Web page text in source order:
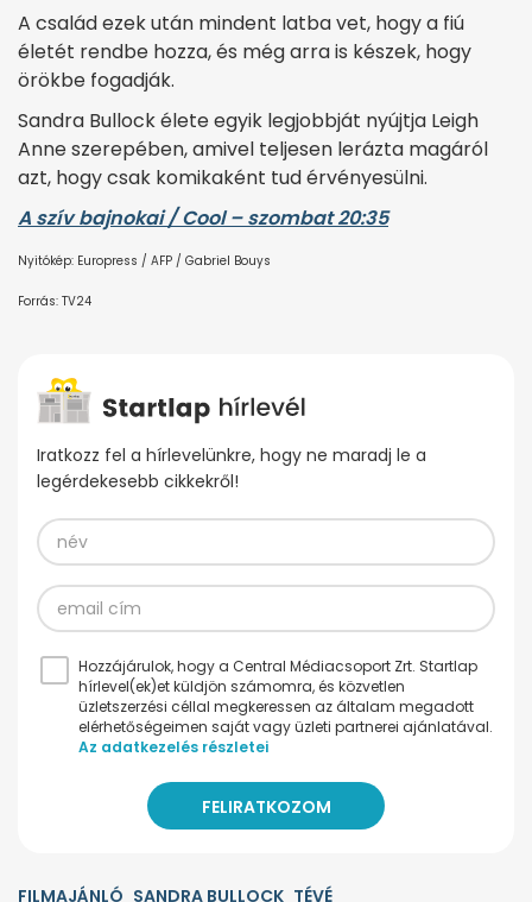
A család ezek után mindent latba vet, hogy a fiú
életét rendbe hozza, és még arra is készek, hogy
örökbe fogadják.
Sandra Bullock élete egyik legjobbját nyújtja Leigh
Anne szerepében, amivel teljesen lerázta magáról
azt, hogy csak komikaként tud érvényesülni.
A szív bajnokai / Cool – szombat 20:35
Nyitókép: Europress / AFP / Gabriel Bouys
Forrás: TV24
Iratkozz fel a hírlevelünkre, hogy ne maradj le a
legérdekesebb cikkekről!
Hozzájárulok, hogy a Central Médiacsoport Zrt. Startlap
hírlevel(ek)et küldjön számomra, és közvetlen
üzletszerzési céllal megkeressen az általam megadott
elérhetőségeimen saját vagy üzleti partnerei ajánlatával.
Az adatkezelés részletei
FILMAJÁNLÓ SANDRA BULLOCK TÉVÉ